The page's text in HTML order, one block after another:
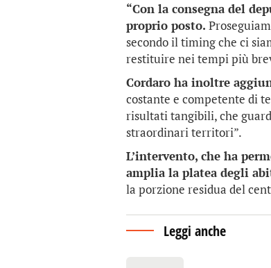
“Con la consegna del
proprio posto.
secondo il timing che ci
restituire nei tempi più
Cordaro ha inoltre
costante e competente di
risultati tangibili, che
straordinari territori”.
L’intervento, che ha
amplia la platea degli
la porzione residua del
Leggi anche